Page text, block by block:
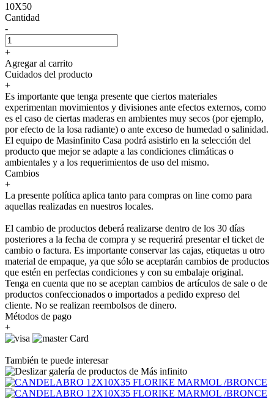
10X50
Cantidad
-
+
Agregar al carrito
Cuidados del producto
+
Es importante que tenga presente que ciertos materiales
experimentan movimientos y divisiones ante efectos externos, como
es el caso de ciertas maderas en ambientes muy secos (por ejemplo,
por efecto de la losa radiante) o ante exceso de humedad o salinidad.
El equipo de Masinfinito Casa podrá asistirlo en la selección del
producto que mejor se adapte a las condiciones climáticas o
ambientales y a los requerimientos de uso del mismo.
Cambios
+
La presente política aplica tanto para compras on line como para
aquellas realizadas en nuestros locales.
El cambio de productos deberá realizarse dentro de los 30 días
posteriores a la fecha de compra y se requerirá presentar el ticket de
cambio o factura. Es importante conservar las cajas, etiquetas u otro
material de empaque, ya que sólo se aceptarán cambios de productos
que estén en perfectas condiciones y con su embalaje original.
Tenga en cuenta que no se aceptan cambios de artículos de sale o de
productos confeccionados o importados a pedido expreso del
cliente. No se realizan reembolsos de dinero.
Métodos de pago
+
También te puede interesar